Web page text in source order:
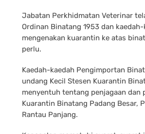
Jabatan Perkhidmatan Veterinar
Ordinan Binatang 1953 dan
mengenakan kuarantin ke atas
perlu.
Kaedah-kaedah Pengimportan
undang Kecil Stesen Kuarantin
menyentuh tentang penjagaan
Kuarantin Binatang Padang Besar,
Rantau Panjang.